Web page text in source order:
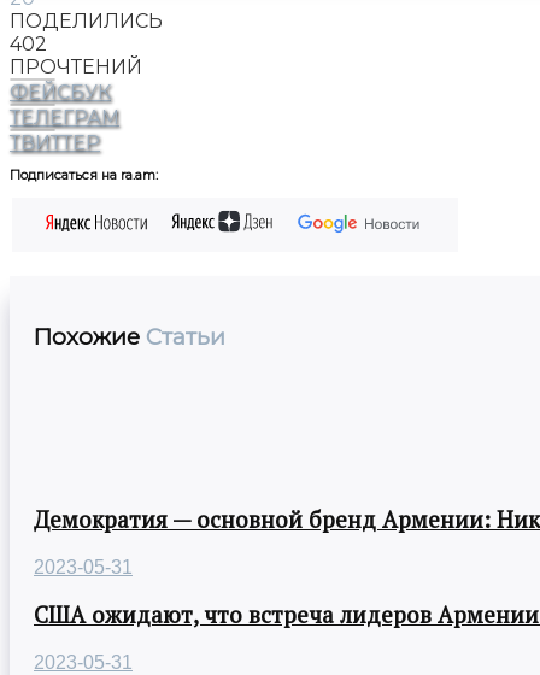
ПОДЕЛИЛИСЬ
402
ПРОЧТЕНИЙ
ФЕЙСБУК
ТЕЛЕГРАМ
ТВИТТЕР
Подписаться на ra.am:
Похожие Статьи
Демократия — основной бренд Армении:
2023-05-31
США ожидают, что встреча лидеров
2023-05-31